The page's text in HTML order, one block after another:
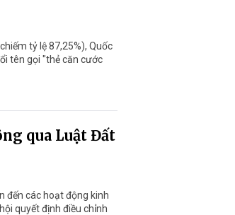
tỷ lệ 87,25%), Quốc
tên gọi "thẻ căn cước
qua Luật Đất
đến các hoạt động kinh
quyết định điều chỉnh